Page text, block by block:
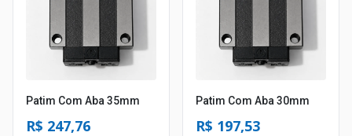
Patim Com Aba 35mm
R$ 247,76
Patim Com Aba 30mm
R$ 197,53